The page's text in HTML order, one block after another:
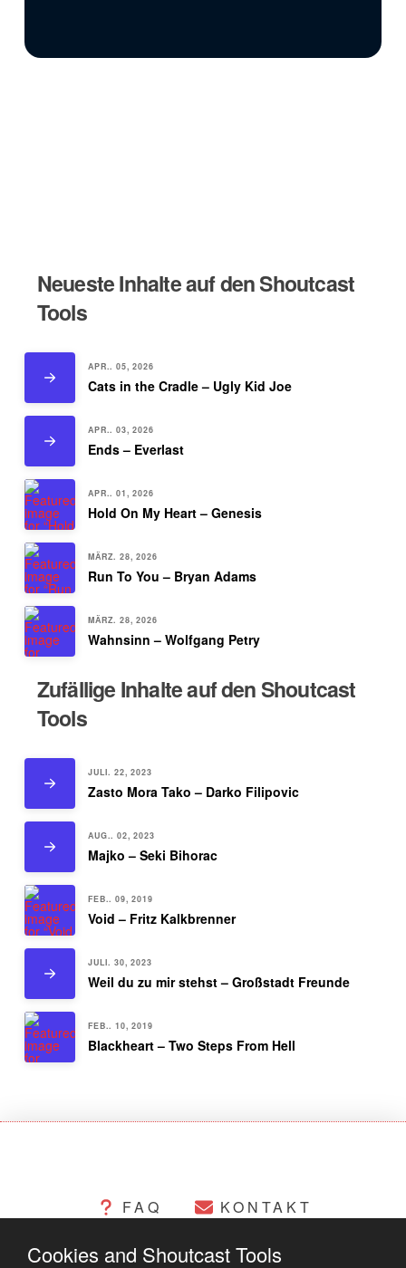
Neueste Inhalte auf den Shoutcast
Tools
APR.. 05, 2026
Cats in the Cradle – Ugly Kid Joe
APR.. 03, 2026
Ends – Everlast
APR.. 01, 2026
Hold On My Heart – Genesis
MÄRZ. 28, 2026
Run To You – Bryan Adams
MÄRZ. 28, 2026
Wahnsinn – Wolfgang Petry
Zufällige Inhalte auf den Shoutcast
Tools
JULI. 22, 2023
Zasto Mora Tako – Darko Filipovic
AUG.. 02, 2023
Majko – Seki Bihorac
FEB.. 09, 2019
Void – Fritz Kalkbrenner
JULI. 30, 2023
Weil du zu mir stehst – Großstadt Freunde
FEB.. 10, 2019
Blackheart – Two Steps From Hell
FAQ KONTAKT
CHANGELOG COOKIES
Cookies and Shoutcast Tools